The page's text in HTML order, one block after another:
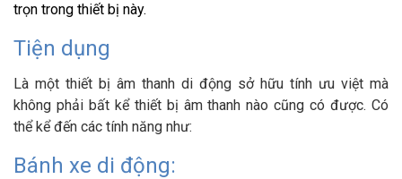
trọn trong thiết bị này.
Tiện dụng
Là một thiết bị âm thanh di động sở hữu tính ưu việt mà
không phải bất kể thiết bị âm thanh nào cũng có được. Có
thể kể đến các tính năng như:
Bánh xe di động: